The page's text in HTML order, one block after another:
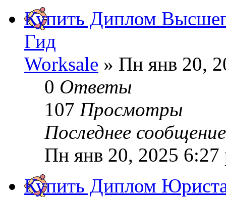
Купить Диплом
Гид
Worksale » Пн янв 20,
0 Ответы
107 Просмотры
Последнее
Пн янв 20, 2025 6:27
Купить Диплом